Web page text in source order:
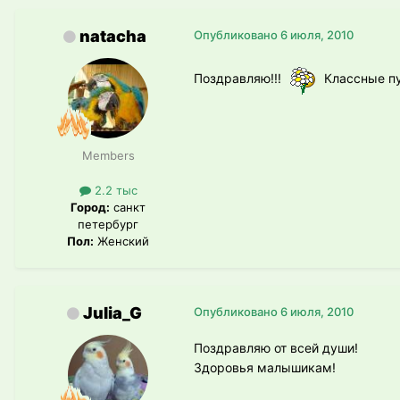
natacha
Members
2.2 тыс
Город: санкт
петербург
Пол: Женский
Опубликовано6 июля, 2010
Поздравляю!!! Классные
Julia_G Опубликовано6 июля, 2010
Поздравляю от всей души!
Здоровья малышикам!